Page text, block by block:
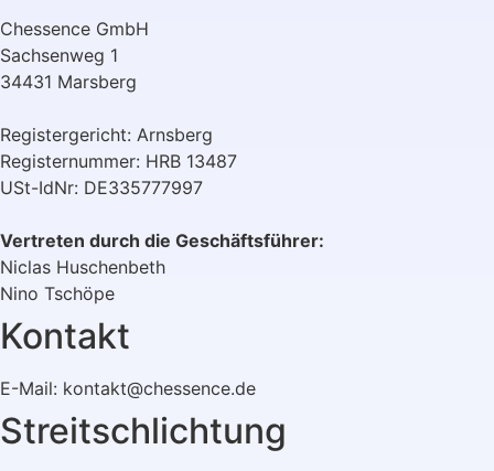
Chessence GmbH
Sachsenweg 1
34431 Marsberg
Registergericht: Arnsberg
Registernummer: HRB 13487
USt-IdNr: DE335777997
Vertreten durch die Geschäftsführer:
Niclas Huschenbeth
Nino Tschöpe
Kontakt
E-Mail: kontakt@chessence.de
Streitschlichtung